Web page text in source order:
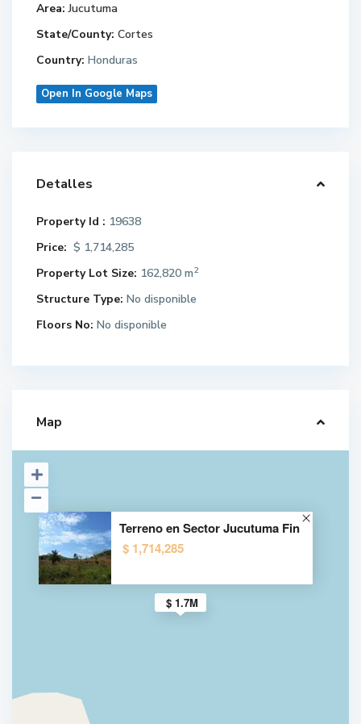
Area: Jucutuma
State/County: Cortes
Country: Honduras
Open In Google Maps
Detalles
Property Id : 19638
Price: $ 1,714,285
Property Lot Size: 162,820 m2
Structure Type: No disponible
Floors No: No disponible
Map
$ 1.7M
Terreno en Sector Jucutuma Fin
$ 1,714,285